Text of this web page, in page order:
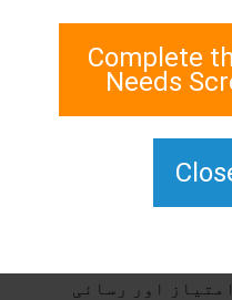
TTY کے لیے، 711 ڈائل
کریں۔
(917) 830-1140
اور رسائی
Needs